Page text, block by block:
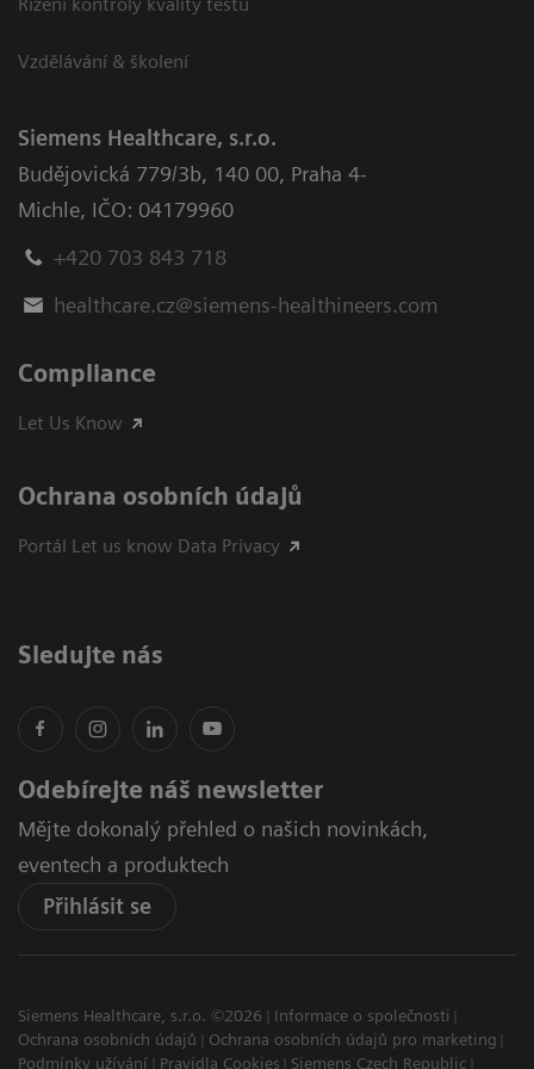
Vzdělávání & školení
Siemens Healthcare, s.r.o.
Budějovická 779/3b, 140 00, Praha 4-
Michle, IČO: 04179960
+420 703 843 718
healthcare.cz@siemens-healthineers.com
Compliance
Let Us Know
Ochrana osobních údajů
Portál Let us know Data Privacy
Sledujte nás
Odebírejte náš newsletter
Mějte dokonalý přehled o našich novinkách,
eventech a produktech
Přihlásit se
Siemens Healthcare, s.r.o. ©2026
Informace o společnosti
Ochrana osobních údajů
Ochrana osobních údajů pro marketing
Podmínky užívání
Pravidla Cookies
Siemens Czech Republic